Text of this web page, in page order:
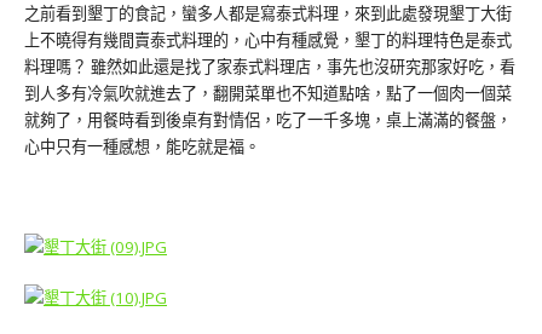
之前看到墾丁的食記，蠻多人都是寫泰式料理，來到此處發現墾丁大街
上不曉得有幾間賣泰式料理的，心中有種感覺，墾丁的料理特色是泰式
料理嗎？ 雖然如此還是找了家泰式料理店，事先也沒研究那家好吃，看
到人多有冷氣吹就進去了，翻開菜單也不知道點啥，點了一個肉一個菜
就夠了，用餐時看到後桌有對情侶，吃了一千多塊，桌上滿滿的餐盤，
心中只有一種感想，能吃就是福。